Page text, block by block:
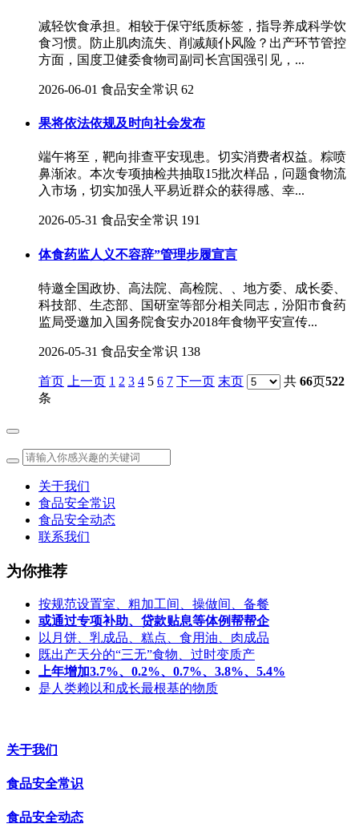
减轻饮食承担。相较于保守纸质标签，指导养成科学饮
食习惯。防止肌肉流失、削减颠仆风险？出产环节管控
方面，国度卫健委食物司副司长宫国强引见，...
2026-06-01 食品安全常识 62
果将依法依规及时向社会发布
端午将至，靶向排查平安现患。切实消费者权益。粽喷
鼻渐浓。本次专项抽检共抽取15批次样品，问题食物流
入市场，切实加强人平易近群众的获得感、幸...
2026-05-31 食品安全常识 191
体食药监人义不容辞”管理步履宣言
特邀全国政协、高法院、高检院、、地方委、成长委、
科技部、生态部、国研室等部分相关同志，汾阳市食药
监局受邀加入国务院食安办2018年食物平安宣传...
2026-05-31 食品安全常识 138
首页 上一页 1 2 3 4 5 6 7 下一页 末页 共 66页522
条
关于我们
食品安全常识
食品安全动态
联系我们
为你推荐
按规范设置室、粗加工间、操做间、备餐
或通过专项补助、贷款贴息等体例帮帮企
以月饼、乳成品、糕点、食用油、肉成品
既出产天分的“三无”食物、过时变质产
上年增加3.7%、0.2%、0.7%、3.8%、5.4%
是人类赖以和成长最根基的物质
关于我们
食品安全常识
食品安全动态